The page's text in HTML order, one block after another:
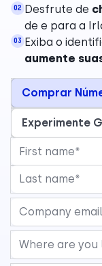
02 Desfrute de
de e para a
03 Exiba o
aumente
Comprar
Experimente